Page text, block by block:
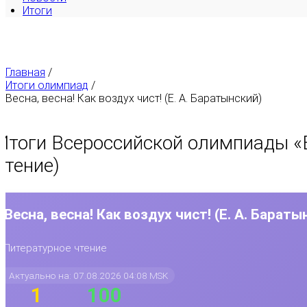
Итоги
Главная /
Итоги олимпиад /
Весна, весна! Как воздух чист! (Е. А. Баратынский)
Всероссийской олимпиады «
Весна, весна! Как воздух чист! (Е. А.
Литературное чтение
Актуально на: 07.08.2026 04:08 MSK
1 100